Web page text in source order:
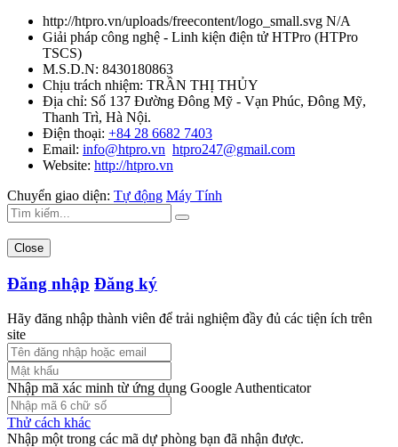
http://htpro.vn/uploads/freecontent/logo_small.svg N/A
Giải pháp công nghệ - Linh kiện điện tử HTPro (HTPro
TSCS)
M.S.D.N: 8430180863
Chịu trách nhiệm: TRẦN THỊ THỦY
Địa chỉ: Số 137 Đường Đông Mỹ - Vạn Phúc, Đông Mỹ,
Thanh Trì, Hà Nội.
Điện thoại: +84 28 6682 7403
Email: info@htpro.vn htpro247@gmail.com
Website: http://htpro.vn
Chuyển giao diện: Tự động Máy Tính
Close
Đăng nhập Đăng ký
Hãy đăng nhập thành viên để trải nghiệm đầy đủ các tiện ích trên
site
Nhập mã xác minh từ ứng dụng Google Authenticator
Thử cách khác
Nhập một trong các mã dự phòng bạn đã nhận được.